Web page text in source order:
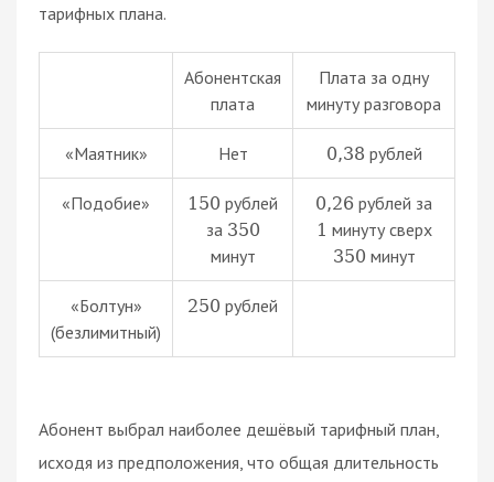
тарифных плана.
Абонентская
плата
Плата за одну
минуту разговора
«Маятник» Нет 0,38 рублей
«Подобие» 150 рублей
за 350
минут
0,26 рублей за
1 минуту сверх
350 минут
«Болтун»
(безлимитный)
250 рублей
Абонент выбрал наиболее дешёвый тарифный план,
исходя из предположения, что общая длительность